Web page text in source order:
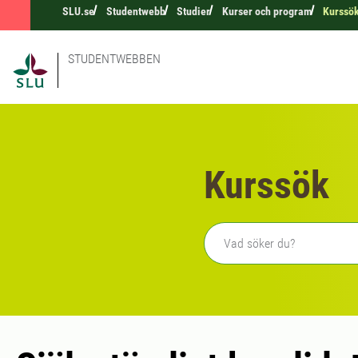
SLU.se Studentwebb Studier Kurser och program
STUDENTWEBBEN
Kurssök
Fritext sökning